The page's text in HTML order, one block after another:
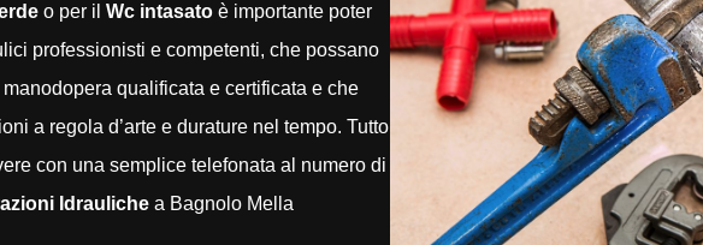
o per il Wc intasatoè importante poter
professionisti e competenti, che possano
qualificata e certificata e che
a regola d’arte e durature nel tempo. Tutto
con una semplice telefonata al numero di
Idrauliche a Bagnolo Mella